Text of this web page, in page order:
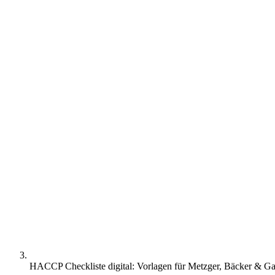
HACCP Checkliste digital: Vorlagen für Metzger, Bäcker &